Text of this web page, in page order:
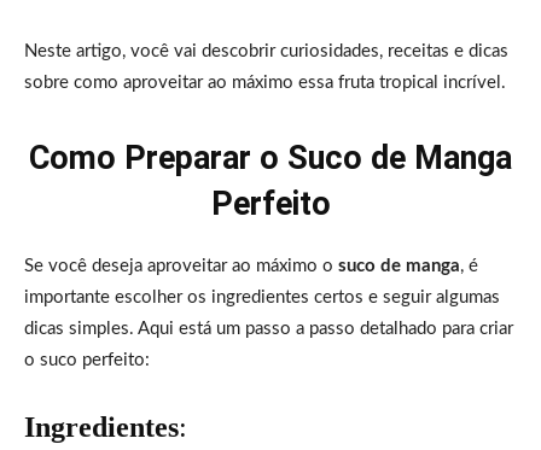
Neste artigo, você vai descobrir curiosidades, receitas e dicas
sobre como aproveitar ao máximo essa fruta tropical incrível.
Como Preparar o Suco de Manga
Perfeito
Se você deseja aproveitar ao máximo o suco de manga, é
importante escolher os ingredientes certos e seguir algumas
dicas simples. Aqui está um passo a passo detalhado para criar
o suco perfeito:
Ingredientes: